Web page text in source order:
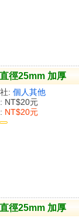
徑25mm 加厚
: 個人其他
NT$20元
NT$20元
徑25mm 加厚